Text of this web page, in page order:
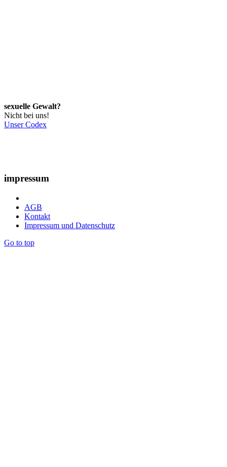
sexuelle Gewalt?
Nicht bei uns!
Unser Codex
impressum
AGB
Kontakt
Impressum und Datenschutz
Go to top